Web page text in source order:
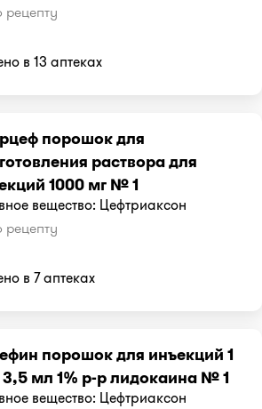
рецепту
в 13 аптеках
порошок для
раствора для
1000 мг № 1
вещество: Цефтриаксон
рецепту
в 7 аптеках
порошок для инъекций 1
3,5 мл 1% р-р лидокаина № 1
вещество: Цефтриаксон